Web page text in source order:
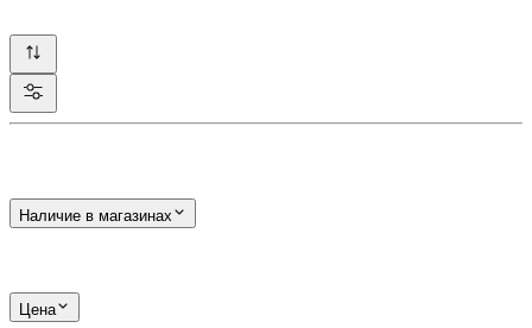
Наличие в магазинах
Цена